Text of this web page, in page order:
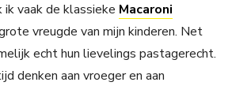
ik vaak de klassieke Macaroni
vreugde van mijn kinderen. Net
echt hun lievelings pastagerecht.
denken aan vroeger en aan